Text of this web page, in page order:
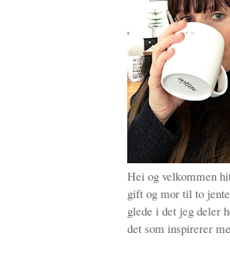
Hei og velkommen
gift og mor til to
glede i det jeg deler
det som inspirerer